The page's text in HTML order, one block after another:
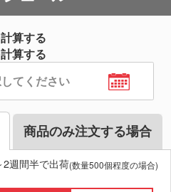
算する
算する
商品のみ注文する場合
週間半で出荷(数量500個程度の場合)